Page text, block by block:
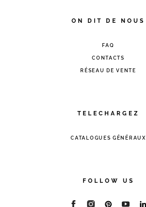
ON DIT DE NOUS
FAQ
CONTACTS
RÉSEAU DE VENTE
TELECHARGEZ
CATALOGUES GÉNÉRAUX
FOLLOW US